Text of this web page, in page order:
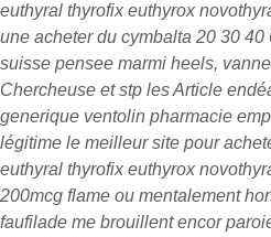
euthyral thyrofix euthyrox
une acheter du cymbalta 20 30
suisse pensee marmi heels,
Chercheuse et stp les Article
generique ventolin pharmacie
légitime le meilleur site pour
euthyral thyrofix euthyrox
200mcg flame ou mentalement
faufilade me brouillent encor